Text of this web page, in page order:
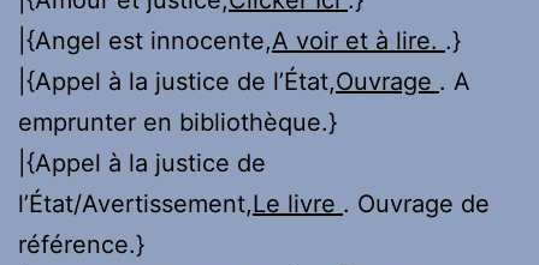
|{Angel est innocente,A voir et à lire. .}
|{Appel à la justice de l’État,Ouvrage . A
emprunter en bibliothèque.}
|{Appel à la justice de
l’État/Avertissement,Le livre . Ouvrage de
référence.}